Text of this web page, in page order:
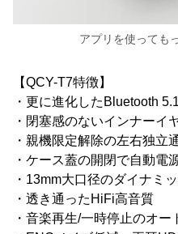
アプリを使っても
【QCY-T7特徴】
・更に進化したBluetooth
・閉塞感のないインナーイ
・親機限定解除の左右独立
・ケース蓋の開閉で自動電
・13mm大口径のダイナミ
・透き通ったHiFi高音質
・音楽再生/一時停止のオー